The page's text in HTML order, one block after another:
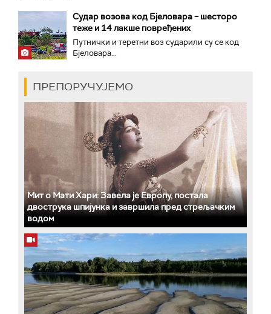
Судар возова код Бјеловара – шесторо
теже и 14 лакше повређених
Путнички и теретни воз сударили су се код
Бјеловара...
ПРЕПОРУЧУЈЕМО
Мит о Мати Хари: Завела је Европу, постала
двострука шпијунка и завршила пред стрељачким
водом